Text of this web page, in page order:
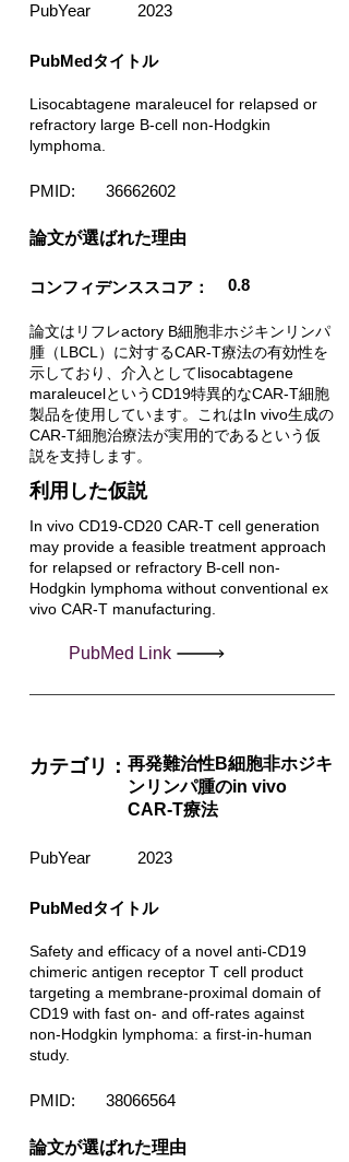
PubYear 2023
PubMedタイトル
Lisocabtagene maraleucel for relapsed or
refractory large B-cell non-Hodgkin
lymphoma.
PMID: 36662602
​論文が選ばれた理由
コンフィデンススコア： 0.8
論文はリフレactory B細胞非ホジキンリンパ
腫（LBCL）に対するCAR-T療法の有効性を
示しており、介入としてlisocabtagene
maraleucelというCD19特異的なCAR-T細胞
製品を使用しています。これはIn vivo生成の
CAR-T細胞治療法が実用的であるという仮
説を支持します。
利用した仮説
In vivo CD19-CD20 CAR-T cell generation
may provide a feasible treatment approach
for relapsed or refractory B-cell non-
Hodgkin lymphoma without conventional ex
vivo CAR-T manufacturing.
PubMed Link
カテゴリ： 再発難治性B細胞非ホジキ
ンリンパ腫のin vivo
CAR-T療法
PubYear 2023
PubMedタイトル
Safety and efficacy of a novel anti-CD19
chimeric antigen receptor T cell product
targeting a membrane-proximal domain of
CD19 with fast on- and off-rates against
non-Hodgkin lymphoma: a first-in-human
study.
PMID: 38066564
​論文が選ばれた理由